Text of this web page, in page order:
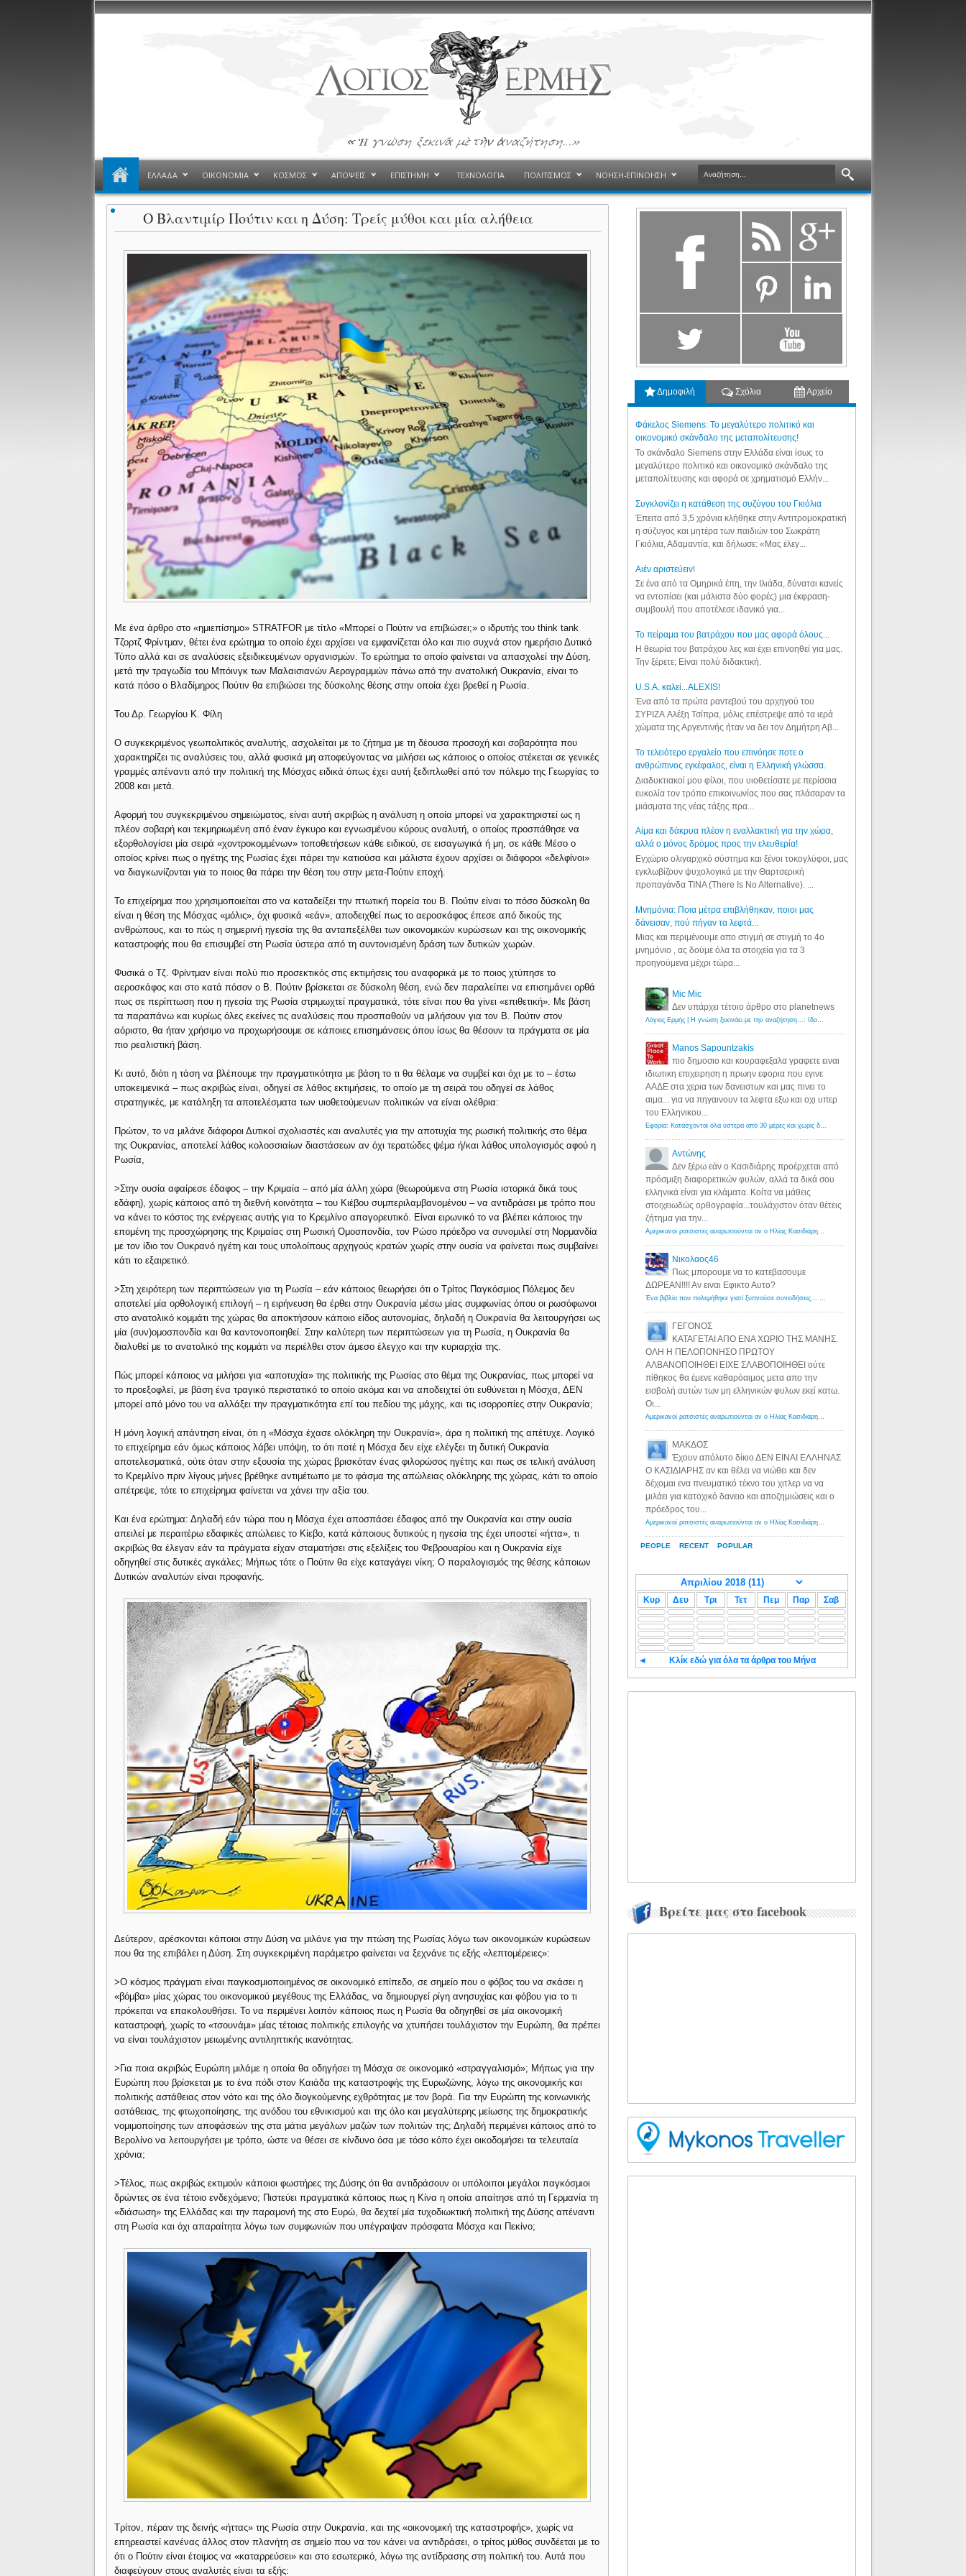
ΕΛΛΑΔΑ ΟΙΚΟΝΟΜΙΑ ΚΟΣΜΟΣ ΑΠΟΨΕΙΣ ΕΠΙΣΤΗΜΗ ΤΕΧΝΟΛΟΓΙΑ ΠΟΛΙΤΙΣΜΟΣ ΝΟΗΣΗ-ΕΠΙΝΟΗΣΗ
Ο Βλαντιμίρ Πούτιν και η Δύση: Τρείς μύθοι και μία αλήθεια
Με ένα άρθρο στο «ημιεπίσημο» STRATFOR με τίτλο «Μπορεί ο Πούτιν να επιβιώσει;» ο ιδρυτής του think tank
Τζορτζ Φρίντμαν, θέτει ένα ερώτημα το οποίο έχει αρχίσει να εμφανίζεται όλο και πιο συχνά στον ημερήσιο Δυτικό
Τύπο αλλά και σε αναλύσεις εξειδικευμένων οργανισμών. Το ερώτημα το οποίο φαίνεται να απασχολεί την Δύση,
μετά την τραγωδία του Μπόινγκ των Μαλαισιανών Αερογραμμών πάνω από την ανατολική Ουκρανία, είναι το
κατά πόσο ο Βλαδίμηρος Πούτιν θα επιβιώσει της δύσκολης θέσης στην οποία έχει βρεθεί η Ρωσία.
Του Δρ. Γεωργίου Κ. Φίλη
Ο συγκεκριμένος γεωπολιτικός αναλυτής, ασχολείται με το ζήτημα με τη δέουσα προσοχή και σοβαρότητα που
χαρακτηρίζει τις αναλύσεις του, αλλά φυσικά μη αποφεύγοντας να μιλήσει ως κάποιος ο οποίος στέκεται σε γενικές
γραμμές απέναντι από την πολιτική της Μόσχας ειδικά όπως έχει αυτή ξεδιπλωθεί από τον πόλεμο της Γεωργίας το
2008 και μετά.
Αφορμή του συγκεκριμένου σημειώματος, είναι αυτή ακριβώς η ανάλυση η οποία μπορεί να χαρακτηριστεί ως η
πλέον σοβαρή και τεκμηριωμένη από έναν έγκυρο και εγνωσμένου κύρους αναλυτή, ο οποίος προσπάθησε να
εξορθολογίσει μία σειρά «χοντροκομμένων» τοποθετήσεων κάθε ειδικού, σε εισαγωγικά ή μη, σε κάθε Μέσο ο
οποίος κρίνει πως ο ηγέτης της Ρωσίας έχει πάρει την κατιούσα και μάλιστα έχουν αρχίσει οι διάφοροι «δελφίνοι»
να διαγκωνίζονται για το ποιος θα πάρει την θέση του στην μετα-Πούτιν εποχή.
Το επιχείρημα που χρησιμοποιείται στο να καταδείξει την πτωτική πορεία του Β. Πούτιν είναι το πόσο δύσκολη θα
είναι η θέση της Μόσχας «μόλις», όχι φυσικά «εάν», αποδειχθεί πως το αεροσκάφος έπεσε από δικούς της
ανθρώπους, και το πώς η σημερινή ηγεσία της θα ανταπεξέλθει των οικονομικών κυρώσεων και της οικονομικής
καταστροφής που θα επισυμβεί στη Ρωσία ύστερα από τη συντονισμένη δράση των δυτικών χωρών.
Φυσικά ο Τζ. Φρίντμαν είναι πολύ πιο προσεκτικός στις εκτιμήσεις του αναφορικά με το ποιος χτύπησε το
αεροσκάφος και στο κατά πόσον ο Β. Πούτιν βρίσκεται σε δύσκολη θέση, ενώ δεν παραλείπει να επισημάνει ορθά
πως σε περίπτωση που η ηγεσία της Ρωσία στριμωχτεί πραγματικά, τότε είναι που θα γίνει «επιθετική». Με βάση
τα παραπάνω και κυρίως όλες εκείνες τις αναλύσεις που προσπαθούν να μιλήσουν για τον Β. Πούτιν στον
αόριστο, θα ήταν χρήσιμο να προχωρήσουμε σε κάποιες επισημάνσεις όπου ίσως θα θέσουν τα πράγματα σε μία
πιο ρεαλιστική βάση.
Κι αυτό, διότι η τάση να βλέπουμε την πραγματικότητα με βάση το τι θα θέλαμε να συμβεί και όχι με το – έστω
υποκειμενικά – πως ακριβώς είναι, οδηγεί σε λάθος εκτιμήσεις, το οποίο με τη σειρά του οδηγεί σε λάθος
στρατηγικές, με κατάληξη τα αποτελέσματα των υιοθετούμενων πολιτικών να είναι ολέθρια:
Πρώτον, το να μιλάνε διάφοροι Δυτικοί σχολιαστές και αναλυτές για την αποτυχία της ρωσική πολιτικής στο θέμα
της Ουκρανίας, αποτελεί λάθος κολοσσιαίων διαστάσεων αν όχι τερατώδες ψέμα ή/και λάθος υπολογισμός αφού η
Ρωσία,
>Στην ουσία αφαίρεσε έδαφος – την Κριμαία – από μία άλλη χώρα (θεωρούμενα στη Ρωσία ιστορικά δικά τους
εδάφη), χωρίς κάποιος από τη διεθνή κοινότητα – του Κιέβου συμπεριλαμβανομένου – να αντιδράσει με τρόπο που
να κάνει το κόστος της ενέργειας αυτής για το Κρεμλίνο απαγορευτικό. Είναι ειρωνικό το να βλέπει κάποιος την
επομένη της προσχώρησης της Κριμαίας στη Ρωσική Ομοσπονδία, τον Ρώσο πρόεδρο να συνομιλεί στη Νορμανδία
με τον ίδιο τον Ουκρανό ηγέτη και τους υπολοίπους αρχηγούς κρατών χωρίς στην ουσία να φαίνεται πως συμβαίνει
κάτι το εξαιρετικό.
>Στη χειρότερη των περιπτώσεων για τη Ρωσία – εάν κάποιος θεωρήσει ότι ο Τρίτος Παγκόσμιος Πόλεμος δεν
αποτελεί μία ορθολογική επιλογή – η ειρήνευση θα έρθει στην Ουκρανία μέσω μίας συμφωνίας όπου οι ρωσόφωνοι
στο ανατολικό κομμάτι της χώρας θα αποκτήσουν κάποιο είδος αυτονομίας, δηλαδή η Ουκρανία θα λειτουργήσει ως
μία (συν)ομοσπονδία και θα καντονοποιηθεί. Στην καλύτερη των περιπτώσεων για τη Ρωσία, η Ουκρανία θα
διαλυθεί με το ανατολικό της κομμάτι να περιέλθει στον άμεσο έλεγχο και την κυριαρχία της.
Πώς μπορεί κάποιος να μιλήσει για «αποτυχία» της πολιτικής της Ρωσίας στο θέμα της Ουκρανίας, πως μπορεί να
το προεξοφλεί, με βάση ένα τραγικό περιστατικό το οποίο ακόμα και να αποδειχτεί ότι ευθύνεται η Μόσχα, ΔΕΝ
μπορεί από μόνο του να αλλάξει την πραγματικότητα επί του πεδίου της μάχης, και τις ισορροπίες στην Ουκρανία;
H μόνη λογική απάντηση είναι, ότι η «Μόσχα έχασε ολόκληρη την Ουκρανία», άρα η πολιτική της απέτυχε. Λογικό
το επιχείρημα εάν όμως κάποιος λάβει υπόψη, το ότι ποτέ η Μόσχα δεν είχε ελέγξει τη δυτική Ουκρανία
αποτελεσματικά, ούτε όταν στην εξουσία της χώρας βρισκόταν ένας φιλορώσος ηγέτης και πως σε τελική ανάλυση
το Κρεμλίνο πριν λίγους μήνες βρέθηκε αντιμέτωπο με το φάσμα της απώλειας ολόκληρης της χώρας, κάτι το οποίο
απέτρεψε, τότε το επιχείρημα φαίνεται να χάνει την αξία του.
Και ένα ερώτημα: Δηλαδή εάν τώρα που η Μόσχα έχει αποσπάσει έδαφος από την Ουκρανία και στην ουσία
απειλεί με περαιτέρω εδαφικές απώλειες το Κίεβο, κατά κάποιους δυτικούς η ηγεσία της έχει υποστεί «ήττα», τι
ακριβώς θα έλεγαν εάν τα πράγματα είχαν σταματήσει στις εξελίξεις του Φεβρουαρίου και η Ουκρανία είχε
οδηγηθεί στις δυτικές αγκάλες; Μήπως τότε ο Πούτιν θα είχε καταγάγει νίκη; O παραλογισμός της θέσης κάποιων
Δυτικών αναλυτών είναι προφανής.
Δεύτερον, αρέσκονται κάποιοι στην Δύση να μιλάνε για την πτώση της Ρωσίας λόγω των οικονομικών κυρώσεων
που θα της επιβάλει η Δύση. Στη συγκεκριμένη παράμετρο φαίνεται να ξεχνάνε τις εξής «λεπτομέρειες»:
>Ο κόσμος πράγματι είναι παγκοσμιοποιημένος σε οικονομικό επίπεδο, σε σημείο που ο φόβος του να σκάσει η
«βόμβα» μίας χώρας του οικονομικού μεγέθους της Ελλάδας, να δημιουργεί ρίγη ανησυχίας και φόβου για το τι
πρόκειται να επακολουθήσει. Το να περιμένει λοιπόν κάποιος πως η Ρωσία θα οδηγηθεί σε μία οικονομική
καταστροφή, χωρίς το «τσουνάμι» μίας τέτοιας πολιτικής επιλογής να χτυπήσει τουλάχιστον την Ευρώπη, θα πρέπει
να είναι τουλάχιστον μειωμένης αντιληπτικής ικανότητας.
>Για ποια ακριβώς Ευρώπη μιλάμε η οποία θα οδηγήσει τη Μόσχα σε οικονομικό «στραγγαλισμό»; Μήπως για την
Ευρώπη που βρίσκεται με το ένα πόδι στον Καιάδα της καταστροφής της Ευρωζώνης, λόγω της οικονομικής και
πολιτικής αστάθειας στον νότο και της όλο διογκούμενης εχθρότητας με τον βορά. Για την Ευρώπη της κοινωνικής
αστάθειας, της φτωχοποίησης, της ανόδου του εθνικισμού και της όλο και μεγαλύτερης μείωσης της δημοκρατικής
νομιμοποίησης των αποφάσεών της στα μάτια μεγάλων μαζών των πολιτών της; Δηλαδή περιμένει κάποιος από το
Βερολίνο να λειτουργήσει με τρόπο, ώστε να θέσει σε κίνδυνο όσα με τόσο κόπο έχει οικοδομήσει τα τελευταία
χρόνια;
>Τέλος, πως ακριβώς εκτιμούν κάποιοι φωστήρες της Δύσης ότι θα αντιδράσουν οι υπόλοιποι μεγάλοι παγκόσμιοι
δρώντες σε ένα τέτοιο ενδεχόμενο; Πιστεύει πραγματικά κάποιος πως η Κίνα η οποία απαίτησε από τη Γερμανία τη
«διάσωση» της Ελλάδας και την παραμονή της στο Ευρώ, θα δεχτεί μία τυχοδιωκτική πολιτική της Δύσης απέναντι
στη Ρωσία και όχι απαραίτητα λόγω των συμφωνιών που υπέγραψαν πρόσφατα Μόσχα και Πεκίνο;
Τρίτον, πέραν της δεινής «ήττας» της Ρωσία στην Ουκρανία, και της «οικονομική της καταστροφής», χωρίς να
επηρεαστεί κανένας άλλος στον πλανήτη σε σημείο που να τον κάνει να αντιδράσει, ο τρίτος μύθος συνδέεται με το
ότι ο Πούτιν είναι έτοιμος να «καταρρεύσει» και στο εσωτερικό, λόγω της αντίδρασης στη πολιτική του. Αυτά που
διαφεύγουν στους αναλυτές είναι τα εξής:
Δημοφιλή Σχόλια Αρχείο
Φάκελος Siemens: Το μεγαλύτερο πολιτικό και
οικονομικό σκάνδαλο της μεταπολίτευσης!
Το σκάνδαλο Siemens στην Ελλάδα είναι ίσως το
μεγαλύτερο πολιτικό και οικονομικό σκάνδαλο της
μεταπολίτευσης και αφορά σε χρηματισμό Ελλήν...
Συγκλονίζει η κατάθεση της συζύγου του Γκιόλια
Έπειτα από 3,5 χρόνια κλήθηκε στην Αντιτρομοκρατική
η σύζυγος και μητέρα των παιδιών του Σωκράτη
Γκιόλια, Αδαμαντία, και δήλωσε: «Μας έλεγ...
Aιέν αριστεύειν!
Σε ένα από τα Ομηρικά έπη, την Ιλιάδα, δύναται κανείς
να εντοπίσει (και μάλιστα δύο φορές) μια έκφραση-
συμβουλή που αποτέλεσε ιδανικό για...
Το πείραμα του βατράχου που μας αφορά όλους...
Η θεωρία του βατράχου λες και έχει επινοηθεί για μας.
Την ξέρετε; Είναι πολύ διδακτική.
U.S.A. καλεί...ALEXIS!
Ένα από τα πρώτα ραντεβού του αρχηγού του
ΣΥΡΙΖΑ Αλέξη Τσίπρα, μόλις επέστρεψε από τα ιερά
χώματα της Αργεντινής ήταν να δει τον Δημήτρη Αβ...
Το τελειότερο εργαλείο που επινόησε ποτε ο
ανθρώπινος εγκέφαλος, είναι η Ελληνική γλώσσα.
Διαδυκτιακοί μου φίλοι, που υιοθετίσατε με περίσσια
ευκολία τον τρόπο επικοινωνίας που σας πλάσαραν τα
μιάσματα της νέας τάξης πρα...
Αίμα και δάκρυα πλέον η εναλλακτική για την χώρα,
αλλά ο μόνος δρόμος προς την ελευθερία!
Εγχώριο ολιγαρχικό σύστημα και ξένοι τοκογλύφοι, μας
εγκλωβίζουν ψυχολογικά με την Θαρτσερική
προπαγάνδα TINA (There Is No Alternative). ...
Μνημόνια: Ποια μέτρα επιβλήθηκαν, ποιοι μας
δάνεισαν, πού πήγαν τα λεφτά...
Μιας και περιμένουμε απο στιγμή σε στιγμή το 4ο
μνημόνιο , ας δούμε όλα τα στοιχεία για τα 3
προηγούμενα μέχρι τώρα...
PEOPLE RECENT POPULAR
Mic Mic
Δεν υπάρχει τέτοιο άρθρο στο planetnews
Λόγιος Ερμής | Η γνώση ξεκινάει με την αναζήτηση...: Ιδού οι 18 που χρωστούν 11 δις ευρώ!
Manos Sapountzakis
πιο δημοσιο και κουραφεξαλα γραφετε ειναι
ιδιωτικη επιχειρηση η πρωην εφορια που εγινε
ΑΑΔΕ στα χερια των δανειστων και μας πινει το
αιμα... για να πηγαινουν τα λεφτα εξω και οχι υπερ
του Ελληνικου...
Εφορία: Κατάσχονται όλα ύστερα από 30 μέρες και χωρίς δικαστικές αποφάσεις - Λόγιος Ερμής
Αντώνης
Δεν ξέρω εάν ο Κασιδιάρης προέρχεται από
πρόσμιξη διαφορετικών φυλών, αλλά τα δικά σου
ελληνικά είναι για κλάματα. Κοίτα να μάθεις
στοιχειωδώς ορθογραφία...τουλάχιστον όταν θέτεις
ζήτημα για την...
Αμερικανοί ρατσιστές αναρωτιούνται αν ο Ηλίας Κασιδιάρης ανήκει στη λευκή φυλή... - Λόγιος Ερμής
Νικολαος46
Πως μπορουμε να το κατεβασουμε
ΔΩΡΕΑΝ!!!! Αν ειναι Εφικτο Αυτο?
Ένα βιβλίο που πολεμήθηκε γιατί ξυπνούσε συνειδήσεις... - Λόγιος Ερμής | Η γνώση ξεκινάει με την αναζήτηση...
ΓΕΓΟΝΟΣ
ΚΑΤΑΓΕΤΑΙ ΑΠΟ ΕΝΑ ΧΩΡΙΟ ΤΗΣ ΜΑΝΗΣ.
ΟΛΗ Η ΠΕΛΟΠΟΝΗΣΟ ΠΡΩΤΟΥ
ΑΛΒΑΝΟΠΟΙΗΘΕΙ ΕΙΧΕ ΣΛΑΒΟΠΟΙΗΘΕΙ ούτε
πίθηκος θα έμενε καθαρόαιμος μετα απο την
εισβολή αυτών των μη ελληνικών φυλων εκεί κατω.
Οι...
Αμερικανοί ρατσιστές αναρωτιούνται αν ο Ηλίας Κασιδιάρης ανήκει στη λευκή φυλή... - Λόγιος Ερμής
ΜΑΚΔΟΣ
Έχουν απόλυτο δίκιο ΔΕΝ ΕΙΝΑΙ ΕΛΛΗΝΑΣ
Ο ΚΑΣΙΔΙΑΡΗΣ αν και θέλει να νιώθει και δεν
δέχομαι ενα πνευματικό τέκνο του χιτλερ να να
μιλάει για κατοχικό δανειο και αποζημιώσεις και ο
πρόεδρος του...
Αμερικανοί ρατσιστές αναρωτιούνται αν ο Ηλίας Κασιδιάρης ανήκει στη λευκή φυλή... - Λόγιος Ερμής
Κυρ Δευ Τρι Τετ Πεμ Παρ Σαβ
◄ Κλίκ εδώ για όλα τα άρθρα του Μήνα
Βρείτε μας στο facebook